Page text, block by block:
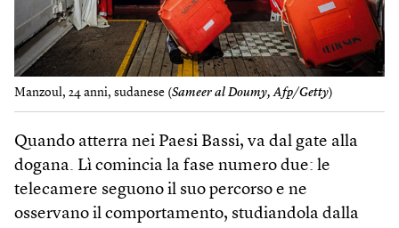
Manzoul, 24 anni, sudanese (Sameer al Doumy, Afp/Getty)
Quando atterra nei Paesi Bassi, va dal gate alla
dogana. Lì comincia la fase numero due: le
telecamere seguono il suo percorso e ne
osservano il comportamento, studiandola dalla